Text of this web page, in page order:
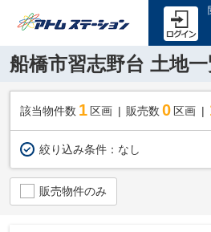
船橋市習志野台 土地
該当物件数 1 区画 販売数 0 区画
絞り込み条件： なし
販売物件のみ